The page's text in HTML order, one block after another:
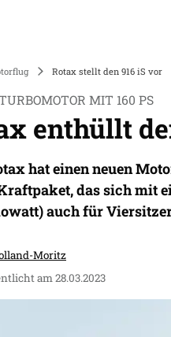
Rotax stellt den 916 iS vor
MIT 160 PS
enthüllt
hat einen neuen
das sich mit
auch für
Moritz
am 28.03.2023